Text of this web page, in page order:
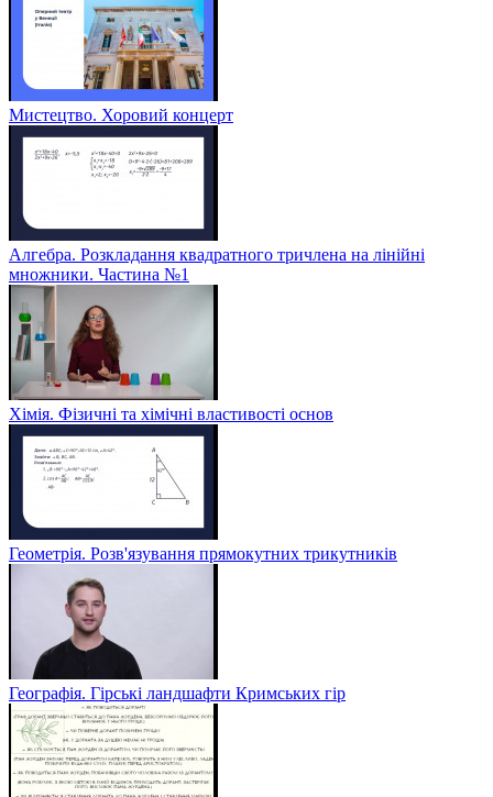
Мистецтво. Хоровий концерт
Алгебра. Розкладання квадратного тричлена на лінійні
множники. Частина №1
Хімія. Фізичні та хімічні властивості основ
Геометрія. Розв'язування прямокутних трикутників
Географія. Гірські ландшафти Кримських гір